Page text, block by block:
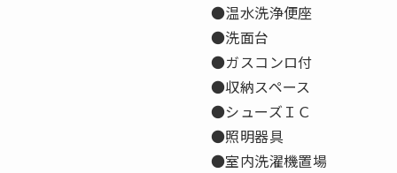
●温水洗浄便座
●洗面台
●ガスコンロ付
●収納スペース
●シューズＩＣ
●照明器具
●室内洗濯機置場